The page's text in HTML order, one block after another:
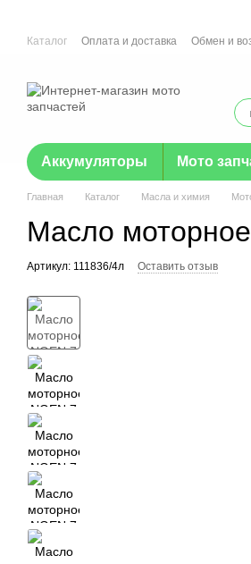
Каталог Оплата и доставка Обмен и
Аккумуляторы Мото
Главная Каталог Масла и химия
Масло
Артикул: 111836/4л Оставить отзыв